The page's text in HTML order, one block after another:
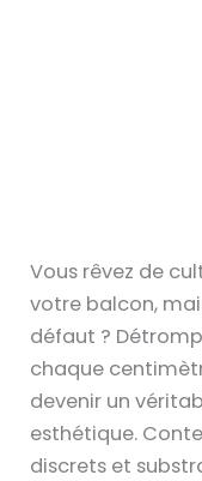
Vous rêvez de
votre balcon,
défaut ?
chaque
devenir un
esthétique.
discrets et